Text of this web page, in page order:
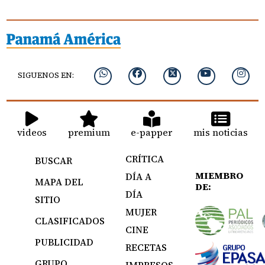
SIGUENOS EN:
videos premium e-papper mis noticias
BUSCAR
MAPA DEL
SITIO
CLASIFICADOS
PUBLICIDAD
CRÍTICA
DÍA A
DÍA
MUJER
CINE
RECETAS
MIEMBRO
DE: